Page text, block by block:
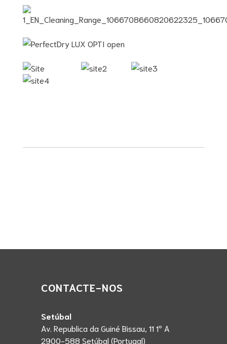
CONTACTE-NOS
Setúbal
Av. Republica da Guiné Bissau, 11 1º A
2900-588 Setúbal (Portugal)